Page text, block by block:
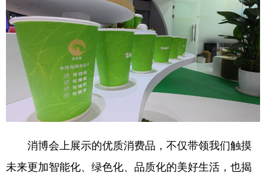
消博会上展示的优质消费品，不仅带领我们触摸
未来更加智能化、绿色化、品质化的美好生活，也揭